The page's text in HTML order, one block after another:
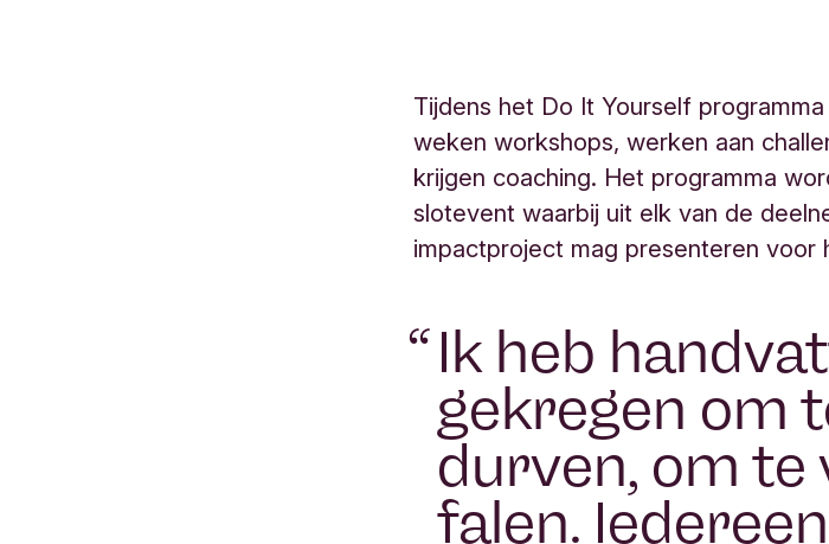
Tijdens het Do It Yourself
weken workshops, werken aan
krijgen coaching. Het programma
slotevent waarbij uit elk van de
impactproject mag presenteren voor
Ik heb
gekregen om
durven, om te
falen.